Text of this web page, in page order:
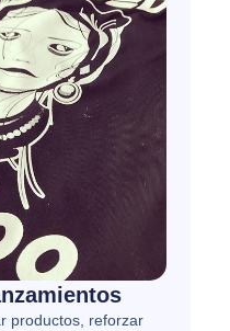
productos, reforzar